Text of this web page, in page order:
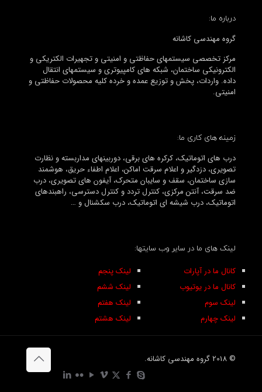
درباره ما:
گروه مهندسی کاشانه
مرکز تخصصی سیستمهای حفاظتی و امنیتی و تجهیرات الکتریکی و
الکترونیکی ساختمان، شبکه های کامپیوتری و سیستمهای انتقال
داده. واردات، پخش و توزیع عمده و خرده کلیه محصولات حفاظتی و
امنیتی.
زمینه های کاری ما:
درب های اتوماتیک، کرکره های برقی، دوربینهای مداربسته و نظارت
تصویری، دزدگیر و اعلام سرقت اماکن، اعلام اطفاء حریق، هوشمند
سازی ساختمان، سقف و سایبان متحرک، آیفون های تصویری، درب
ضد سرقت، آنتن مرکزی، کنترل تردد و کنترل دسترسی، راهبندهای
اتوماتیک، درب شیشه ای اتوماتیک، درب سکشنال و …
لینک های ما در سایر وب سایتها:
لینک پنجم
لینک ششم
لینک هفتم
لینک هشتم
کانال ما در آپارات
کانال ما در یوتیوب
لینک سوم
لینک چهارم
© 2018 گروه مهندسی کاشانه.